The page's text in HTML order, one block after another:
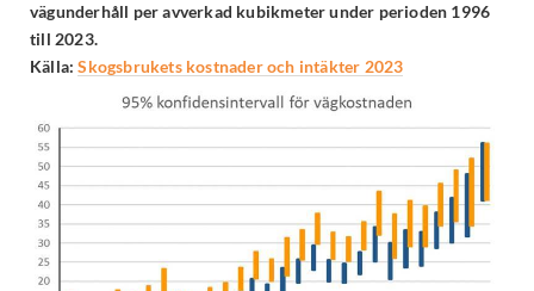
vägunderhåll per avverkad kubikmeter under perioden 1996
till 2023.
Källa:Skogsbrukets kostnader och intäkter 2023